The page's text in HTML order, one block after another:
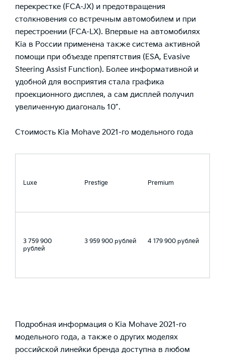
перекрестке (FCA-JX) и предотвращения
столкновения со встречным автомобилем и при
перестроении (FCA-LX). Впервые на автомобилях
Kia в России применена также система активной
помощи при объезде препятствия (ESA, Evasive
Steering Assist Function). Более информативной и
удобной для восприятия стала графика
проекционного дисплея, а сам дисплей получил
увеличенную диагональ 10”.
Стоимость Kia Mohave 2021-го модельного года
Luxe Prestige Premium
3 759 900
рублей
3 959 900 рублей 4 179 900 рублей
Подробная информация о Kia Mohave 2021-го
модельного года, а также о других моделях
российской линейки бренда доступна в любом